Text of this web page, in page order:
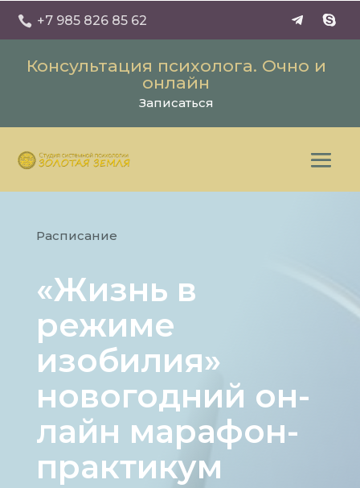
 +7 985 826 85 62
Консультация психолога. Очно и
онлайн
Записаться
Расписание
«Жизнь в
режиме
изобилия»
новогодний он-
лайн марафон-
практикум